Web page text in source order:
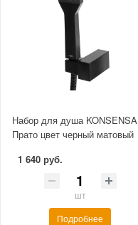
Набор для душа KONSENSA
Прато цвет черный матовый
1 640 руб.
шт
Подробнее